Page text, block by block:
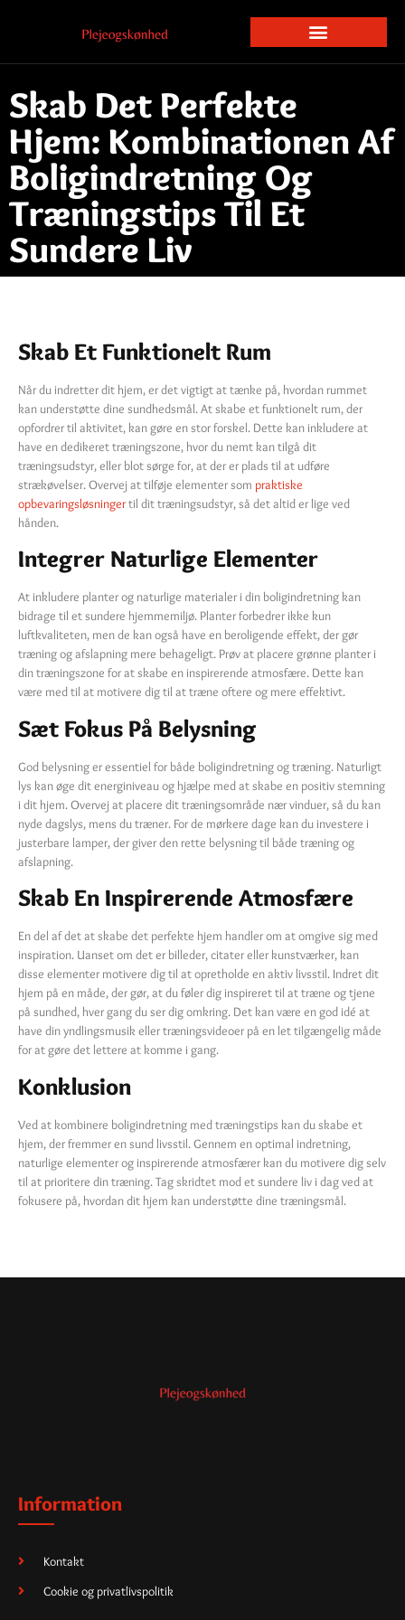
Skab Det Perfekte
Hjem: Kombinationen Af
Boligindretning Og
Træningstips Til Et
Sundere Liv
Skab Et Funktionelt Rum
Når du indretter dit hjem, er det vigtigt at tænke på, hvordan rummet
kan understøtte dine sundhedsmål. At skabe et funktionelt rum, der
opfordrer til aktivitet, kan gøre en stor forskel. Dette kan inkludere at
have en dedikeret træningszone, hvor du nemt kan tilgå dit
træningsudstyr, eller blot sørge for, at der er plads til at udføre
strækøvelser. Overvej at tilføje elementer som praktiske
opbevaringsløsningertil dit træningsudstyr, så det altid er lige ved
hånden.
Integrer Naturlige Elementer
At inkludere planter og naturlige materialer i din boligindretning kan
bidrage til et sundere hjemmemiljø. Planter forbedrer ikke kun
luftkvaliteten, men de kan også have en beroligende effekt, der gør
træning og afslapning mere behageligt. Prøv at placere grønne planter i
din træningszone for at skabe en inspirerende atmosfære. Dette kan
være med til at motivere dig til at træne oftere og mere effektivt.
Sæt Fokus På Belysning
God belysning er essentiel for både boligindretning og træning. Naturligt
lys kan øge dit energiniveau og hjælpe med at skabe en positiv stemning
i dit hjem. Overvej at placere dit træningsområde nær vinduer, så du kan
nyde dagslys, mens du træner. For de mørkere dage kan du investere i
justerbare lamper, der giver den rette belysning til både træning og
afslapning.
Skab En Inspirerende Atmosfære
En del af det at skabe det perfekte hjem handler om at omgive sig med
inspiration. Uanset om det er billeder, citater eller kunstværker, kan
disse elementer motivere dig til at opretholde en aktiv livsstil. Indret dit
hjem på en måde, der gør, at du føler dig inspireret til at træne og tjene
på sundhed, hver gang du ser dig omkring. Det kan være en god idé at
have din yndlingsmusik eller træningsvideoer på en let tilgængelig måde
for at gøre det lettere at komme i gang.
Konklusion
Ved at kombinere boligindretning med træningstips kan du skabe et
hjem, der fremmer en sund livsstil. Gennem en optimal indretning,
naturlige elementer og inspirerende atmosfærer kan du motivere dig selv
til at prioritere din træning. Tag skridtet mod et sundere liv i dag ved at
fokusere på, hvordan dit hjem kan understøtte dine træningsmål.
Information
Kontakt
Cookie og privatlivspolitik